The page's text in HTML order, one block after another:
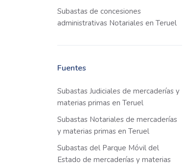
Subastas de concesiones
administrativas Notariales en Teruel
Fuentes
Subastas Judiciales de mercaderías y
materias primas en Teruel
Subastas Notariales de mercaderías
y materias primas en Teruel
Subastas del Parque Móvil del
Estado de mercaderías y materias